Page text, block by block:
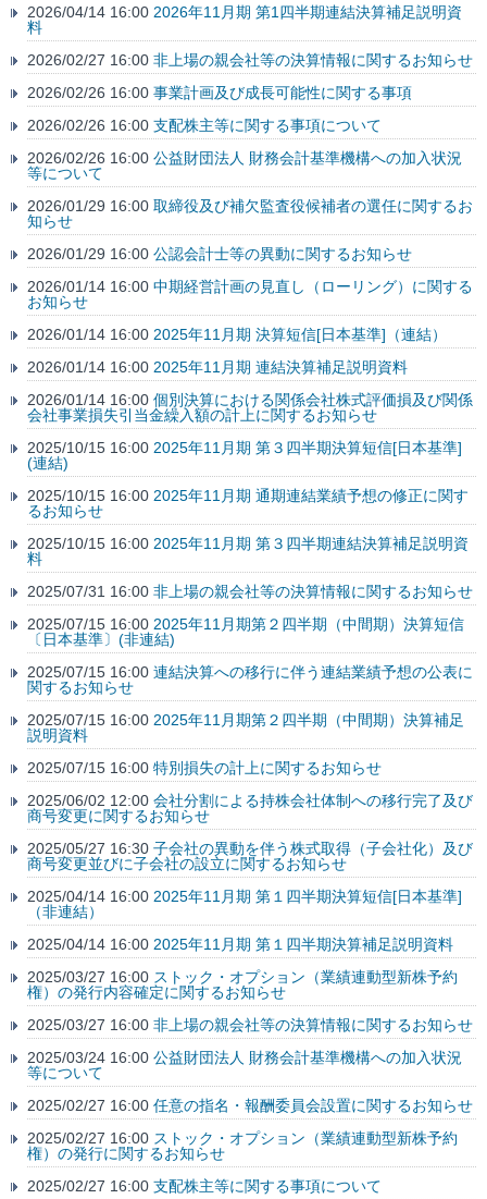
2026/04/14 16:00 2026年11月期 第1四半期連結決算補足説明資
料
2026/02/27 16:00 非上場の親会社等の決算情報に関するお知らせ
2026/02/26 16:00 事業計画及び成長可能性に関する事項
2026/02/26 16:00 支配株主等に関する事項について
2026/02/26 16:00 公益財団法人 財務会計基準機構への加入状況
等について
2026/01/29 16:00 取締役及び補欠監査役候補者の選任に関するお
知らせ
2026/01/29 16:00 公認会計士等の異動に関するお知らせ
2026/01/14 16:00 中期経営計画の見直し（ローリング）に関する
お知らせ
2026/01/14 16:00 2025年11月期 決算短信[日本基準]（連結）
2026/01/14 16:00 2025年11月期 連結決算補足説明資料
2026/01/14 16:00 個別決算における関係会社株式評価損及び関係
会社事業損失引当金繰入額の計上に関するお知らせ
2025/10/15 16:00 2025年11月期 第３四半期決算短信[日本基準]
(連結)
2025/10/15 16:00 2025年11月期 通期連結業績予想の修正に関す
るお知らせ
2025/10/15 16:00 2025年11月期 第３四半期連結決算補足説明資
料
2025/07/31 16:00 非上場の親会社等の決算情報に関するお知らせ
2025/07/15 16:00 2025年11月期第２四半期（中間期）決算短信
〔日本基準〕(非連結)
2025/07/15 16:00 連結決算への移行に伴う連結業績予想の公表に
関するお知らせ
2025/07/15 16:00 2025年11月期第２四半期（中間期）決算補足
説明資料
2025/07/15 16:00 特別損失の計上に関するお知らせ
2025/06/02 12:00 会社分割による持株会社体制への移行完了及び
商号変更に関するお知らせ
2025/05/27 16:30 子会社の異動を伴う株式取得（子会社化）及び
商号変更並びに子会社の設立に関するお知らせ
2025/04/14 16:00 2025年11月期 第１四半期決算短信[日本基準]
（非連結）
2025/04/14 16:00 2025年11月期 第１四半期決算補足説明資料
2025/03/27 16:00 ストック・オプション（業績連動型新株予約
権）の発行内容確定に関するお知らせ
2025/03/27 16:00 非上場の親会社等の決算情報に関するお知らせ
2025/03/24 16:00 公益財団法人 財務会計基準機構への加入状況
等について
2025/02/27 16:00 任意の指名・報酬委員会設置に関するお知らせ
2025/02/27 16:00 ストック・オプション（業績連動型新株予約
権）の発行に関するお知らせ
2025/02/27 16:00 支配株主等に関する事項について